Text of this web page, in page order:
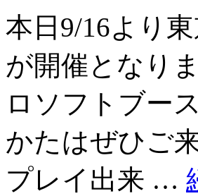
本日9/16より
が開催となり
ロソフトブー
かたはぜひご
プレイ出来 …